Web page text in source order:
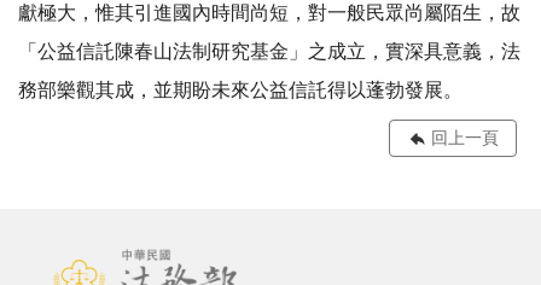
獻極大，惟其引進國內時間尚短，對一般民眾尚屬陌生，故
「公益信託陳春山法制研究基金」之成立，實深具意義，法
務部樂觀其成，並期盼未來公益信託得以蓬勃發展。
回上一頁